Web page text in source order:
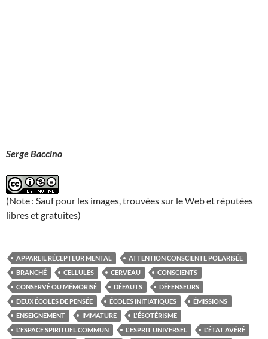
Serge Baccino
(Note : Sauf pour les images, trouvées sur le Web et réputées
libres et gratuites)
APPAREIL RÉCEPTEUR MENTAL
ATTENTION CONSCIENTE POLARISÉE
BRANCHÉ
CELLULES CERVEAU
CONSCIENTS
CONSERVÉ OU MÉMORISÉ
DÉFAUTS
DÉFENSEURS
DEUX ÉCOLES DE PENSÉE
ÉCOLES INITIATIQUES
ÉMISSIONS
ENSEIGNEMENT
IMMATURE
L'ÉSOTÉRISME
L'ESPACE SPIRITUEL COMMUN
L'ESPRIT UNIVERSEL
L'ÉTAT AVÉRÉ